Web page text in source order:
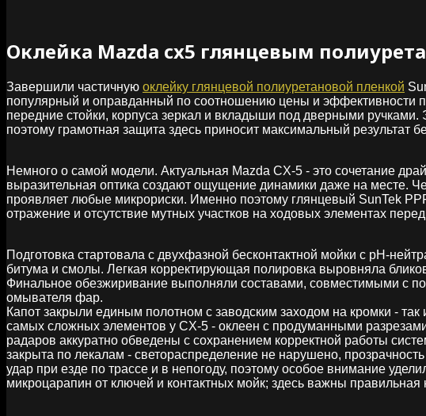
Оклейка Mazda cx5 глянцевым
Завершили частичную оклейку глянцевой полиуретановой пленкой
популярный и оправданный по соотношению цены и эффективности
передние стойки, корпуса зеркал и вкладыши под дверными
поэтому грамотная защита здесь приносит максимальный результат
Немного о самой модели. Актуальная Mazda CX‑5 - это сочетание
выразительная оптика создают ощущение динамики даже на месте.
проявляет любые микрориски. Именно поэтому глянцевый SunTek
отражение и отсутствие мутных участков на ходовых элементах
Подготовка стартовала с двухфазной бесконтактной мойки с
битума и смолы. Легкая корректирующая полировка выровняла
Финальное обезжиривание выполняли составами, совместимыми с
омывателя фар.
Капот закрыли единым полотном с заводским заходом на кромки -
самых сложных элементов у CX‑5 - оклеен с продуманными
радаров аккуратно обведены с сохранением корректной работы
закрыта по лекалам - светораспределение не нарушено,
удар при езде по трассе и в непогоду, поэтому особое внимание
микроцарапин от ключей и контактных мойк; здесь важны